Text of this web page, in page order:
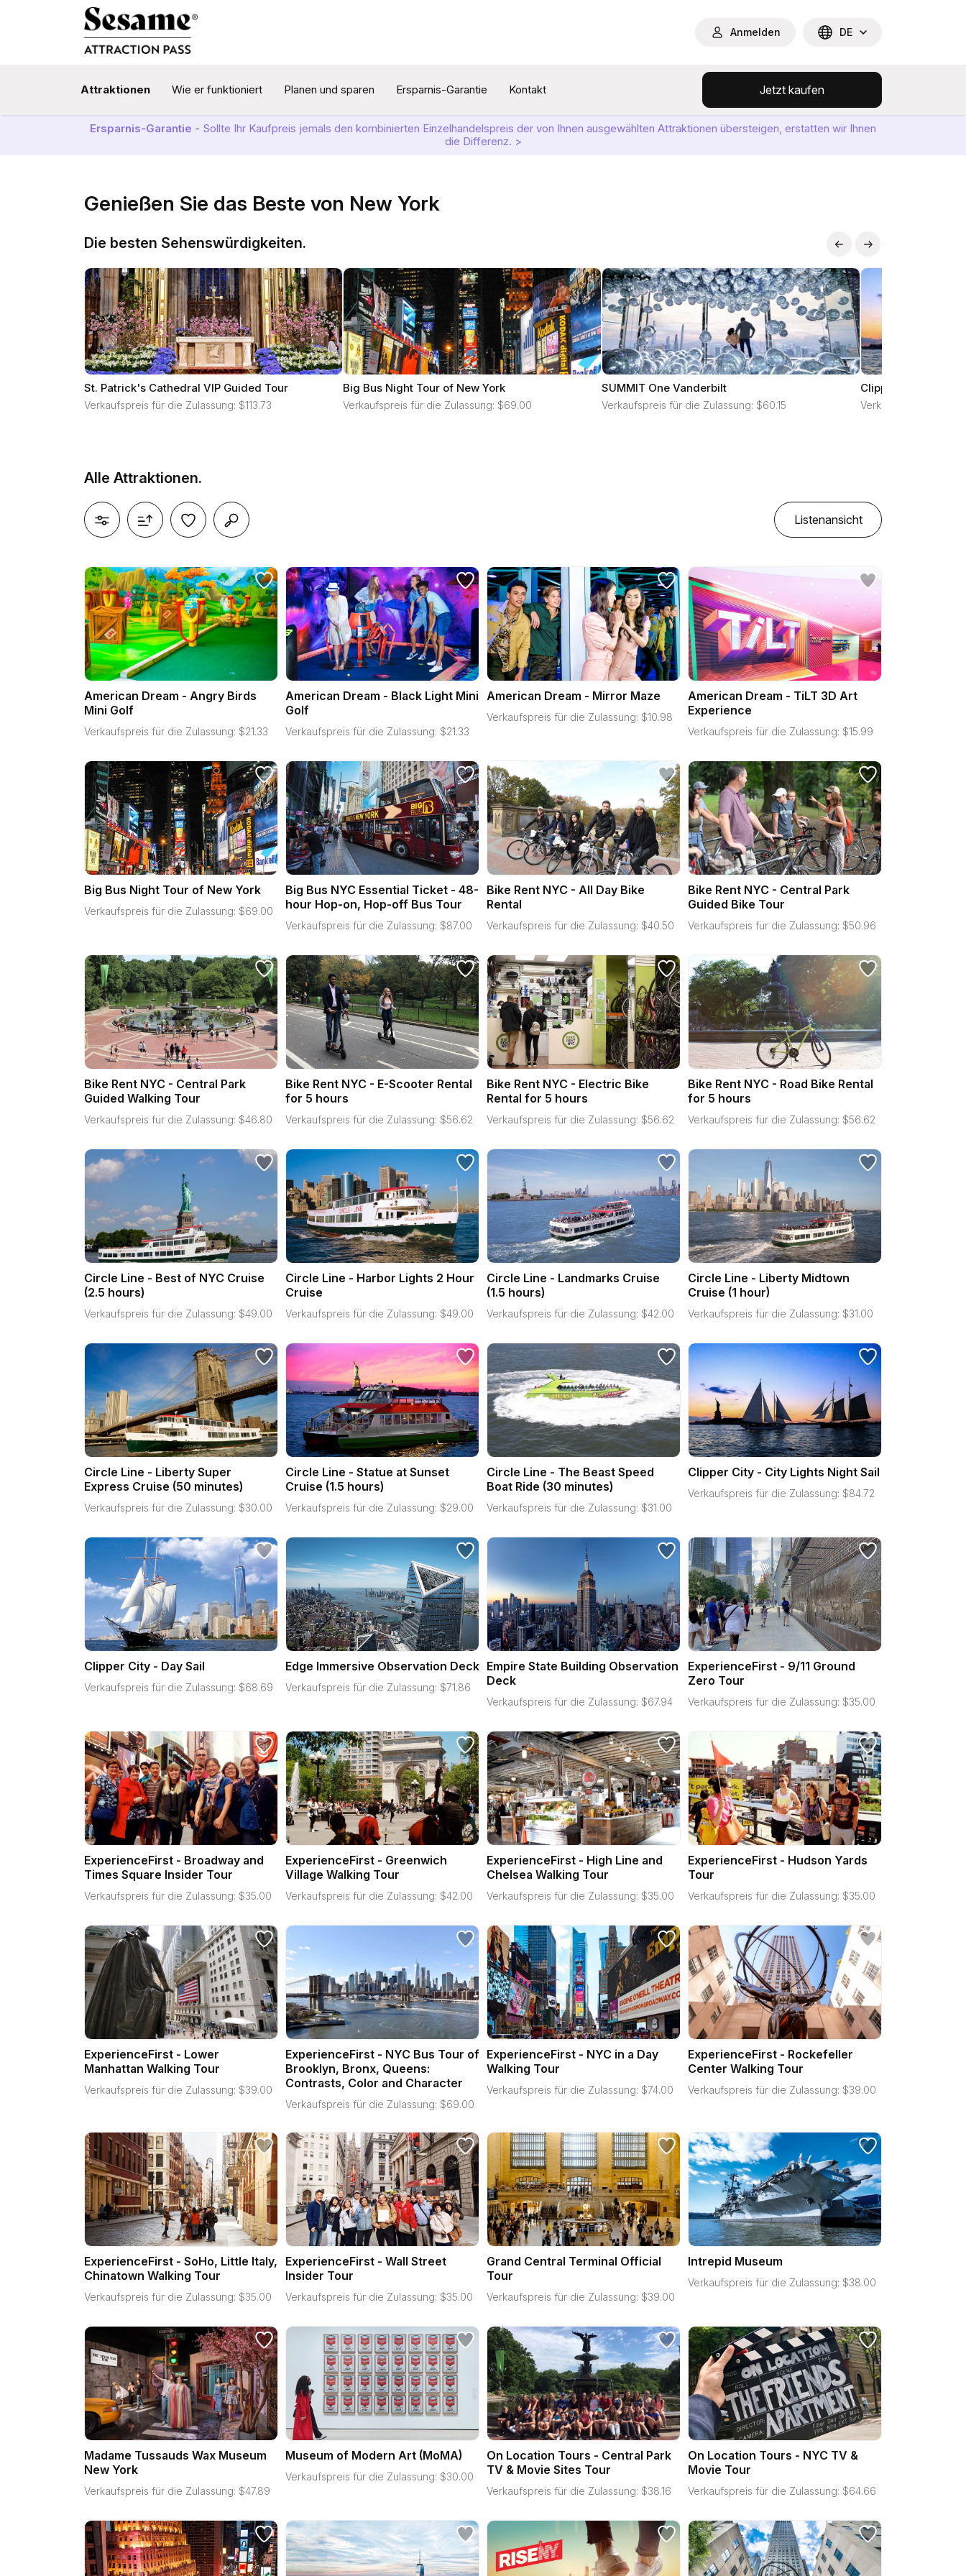
Anmelden DE
Attraktionen Wie er funktioniert Planen und sparen Ersparnis-Garantie Kontakt Jetzt kaufen
Ersparnis-Garantie - Sollte Ihr Kaufpreis jemals den kombinierten Einzelhandelspreis der von Ihnen ausgewählten Attraktionen übersteigen, erstatten wir Ihnen
die Differenz. >
Genießen Sie das Beste von New York
Die besten Sehenswürdigkeiten.
St. Patrick's Cathedral VIP Guided Tour
Verkaufspreis für die Zulassung: $113.73
Big Bus Night Tour of New York
Verkaufspreis für die Zulassung: $69.00
SUMMIT One Vanderbilt
Verkaufspreis für die Zulassung: $60.15
Clipper City - City
Verkaufspreis für die
Alle Attraktionen.
Listenansicht
American Dream - Angry Birds
Mini Golf
Verkaufspreis für die Zulassung: $21.33
American Dream - Black Light Mini
Golf
Verkaufspreis für die Zulassung: $21.33
American Dream - Mirror Maze
Verkaufspreis für die Zulassung: $10.98
American Dream - TiLT 3D Art
Experience
Verkaufspreis für die Zulassung: $15.99
Big Bus Night Tour of New York
Verkaufspreis für die Zulassung: $69.00
Big Bus NYC Essential Ticket - 48-
hour Hop-on, Hop-off Bus Tour
Verkaufspreis für die Zulassung: $87.00
Bike Rent NYC - All Day Bike
Rental
Verkaufspreis für die Zulassung: $40.50
Bike Rent NYC - Central Park
Guided Bike Tour
Verkaufspreis für die Zulassung: $50.96
Bike Rent NYC - Central Park
Guided Walking Tour
Verkaufspreis für die Zulassung: $46.80
Bike Rent NYC - E-Scooter Rental
for 5 hours
Verkaufspreis für die Zulassung: $56.62
Bike Rent NYC - Electric Bike
Rental for 5 hours
Verkaufspreis für die Zulassung: $56.62
Bike Rent NYC - Road Bike Rental
for 5 hours
Verkaufspreis für die Zulassung: $56.62
Circle Line - Best of NYC Cruise
(2.5 hours)
Verkaufspreis für die Zulassung: $49.00
Circle Line - Harbor Lights 2 Hour
Cruise
Verkaufspreis für die Zulassung: $49.00
Circle Line - Landmarks Cruise
(1.5 hours)
Verkaufspreis für die Zulassung: $42.00
Circle Line - Liberty Midtown
Cruise (1 hour)
Verkaufspreis für die Zulassung: $31.00
Circle Line - Liberty Super
Express Cruise (50 minutes)
Verkaufspreis für die Zulassung: $30.00
Circle Line - Statue at Sunset
Cruise (1.5 hours)
Verkaufspreis für die Zulassung: $29.00
Circle Line - The Beast Speed
Boat Ride (30 minutes)
Verkaufspreis für die Zulassung: $31.00
Clipper City - City Lights Night Sail
Verkaufspreis für die Zulassung: $84.72
Clipper City - Day Sail
Verkaufspreis für die Zulassung: $68.69
Edge Immersive Observation Deck
Verkaufspreis für die Zulassung: $71.86
Empire State Building Observation
Deck
Verkaufspreis für die Zulassung: $67.94
ExperienceFirst - 9/11 Ground
Zero Tour
Verkaufspreis für die Zulassung: $35.00
ExperienceFirst - Broadway and
Times Square Insider Tour
Verkaufspreis für die Zulassung: $35.00
ExperienceFirst - Greenwich
Village Walking Tour
Verkaufspreis für die Zulassung: $42.00
ExperienceFirst - High Line and
Chelsea Walking Tour
Verkaufspreis für die Zulassung: $35.00
ExperienceFirst - Hudson Yards
Tour
Verkaufspreis für die Zulassung: $35.00
ExperienceFirst - Lower
Manhattan Walking Tour
Verkaufspreis für die Zulassung: $39.00
ExperienceFirst - NYC Bus Tour of
Brooklyn, Bronx, Queens:
Contrasts, Color and Character
Verkaufspreis für die Zulassung: $69.00
ExperienceFirst - NYC in a Day
Walking Tour
Verkaufspreis für die Zulassung: $74.00
ExperienceFirst - Rockefeller
Center Walking Tour
Verkaufspreis für die Zulassung: $39.00
ExperienceFirst - SoHo, Little Italy,
Chinatown Walking Tour
Verkaufspreis für die Zulassung: $35.00
ExperienceFirst - Wall Street
Insider Tour
Verkaufspreis für die Zulassung: $35.00
Grand Central Terminal Official
Tour
Verkaufspreis für die Zulassung: $39.00
Intrepid Museum
Verkaufspreis für die Zulassung: $38.00
Madame Tussauds Wax Museum
New York
Verkaufspreis für die Zulassung: $47.89
Museum of Modern Art (MoMA)
Verkaufspreis für die Zulassung: $30.00
On Location Tours - Central Park
TV & Movie Sites Tour
Verkaufspreis für die Zulassung: $38.16
On Location Tours - NYC TV &
Movie Tour
Verkaufspreis für die Zulassung: $64.66